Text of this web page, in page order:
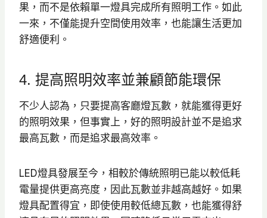
果，而不是依賴單一燈具完成所有照明工作。如此
一來，不僅能提升空間使用效率，也能讓生活更加
舒適便利。
4. 提高照明效率並兼顧節能環保
不少人認為，只要提高客廳燈瓦數，就能獲得更好
的照明效果，但事實上，好的照明設計並不是追求
最高瓦數，而是追求最高效率。
LED燈具發展至今，相較於傳統照明已能以較低耗
電量提供更高亮度，因此瓦數並非越高越好。如果
燈具配置得宜，即使使用較低總瓦數，也能獲得舒